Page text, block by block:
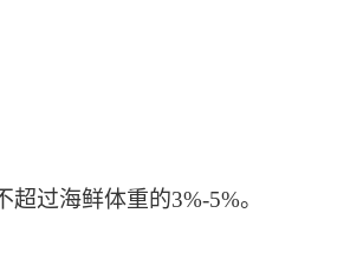
过海鲜体重的3%-5%。